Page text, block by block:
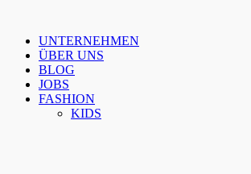
springenUNTERNEHMEN
ÜBER UNS
BLOG
JOBS
FASHION
KIDS